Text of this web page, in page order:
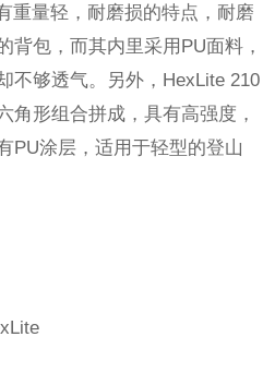
量轻，耐磨损的特点，耐磨
背包，而其内里采用PU面料，
不够透气。另外，HexLite 210
角形组合拼成，具有高强度，
PU涂层，适用于轻型的登山